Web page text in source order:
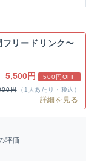
リードリンク〜
5,500円
500円OFF
円
（1人あたり・税込）
詳細を見る
評価